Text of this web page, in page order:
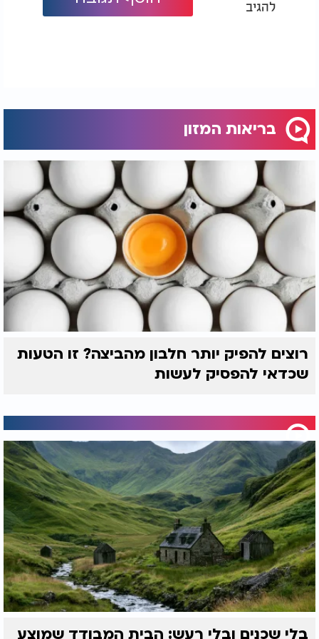
להגיב
בריאות המזון
רוצים להפיק יותר חלבון מהביצה? זו הטעות
שכדאי להפסיק לעשות
בלי שכנים ובלי רעש: הבית המבודד שמוצע